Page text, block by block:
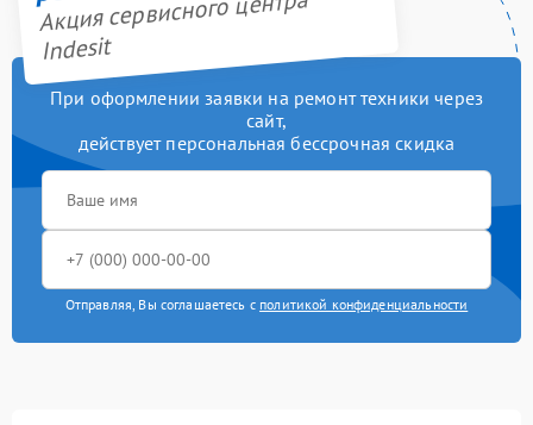
Акция сервисного центра
Indesit
При оформлении заявки на ремонт техники через
сайт,
действует персональная бессрочная скидка
Отправляя, Вы соглашаетесь с политикой конфиденциальности